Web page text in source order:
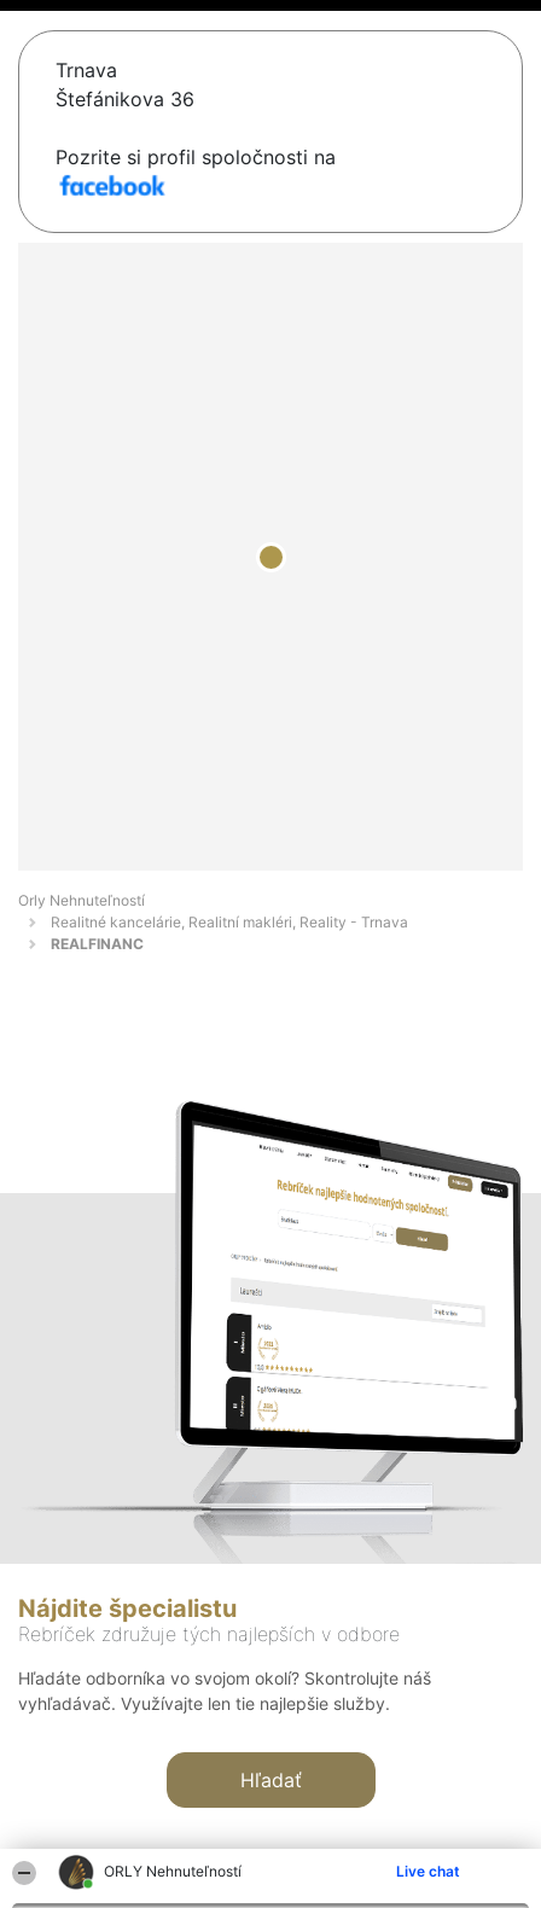
ORLY Nehnuteľností Live chat
Trnava
Štefánikova 36
Pozrite si profil spoločnosti na
Orly Nehnuteľností
Realitné kancelárie, Realitní makléri, Reality - Trnava
REALFINANC
Nájdite špecialistu
Rebríček združuje tých najlepších v odbore
Hľadáte odborníka vo svojom okolí? Skontrolujte náš
vyhľadávač. Využívajte len tie najlepšie služby.
Hľadať